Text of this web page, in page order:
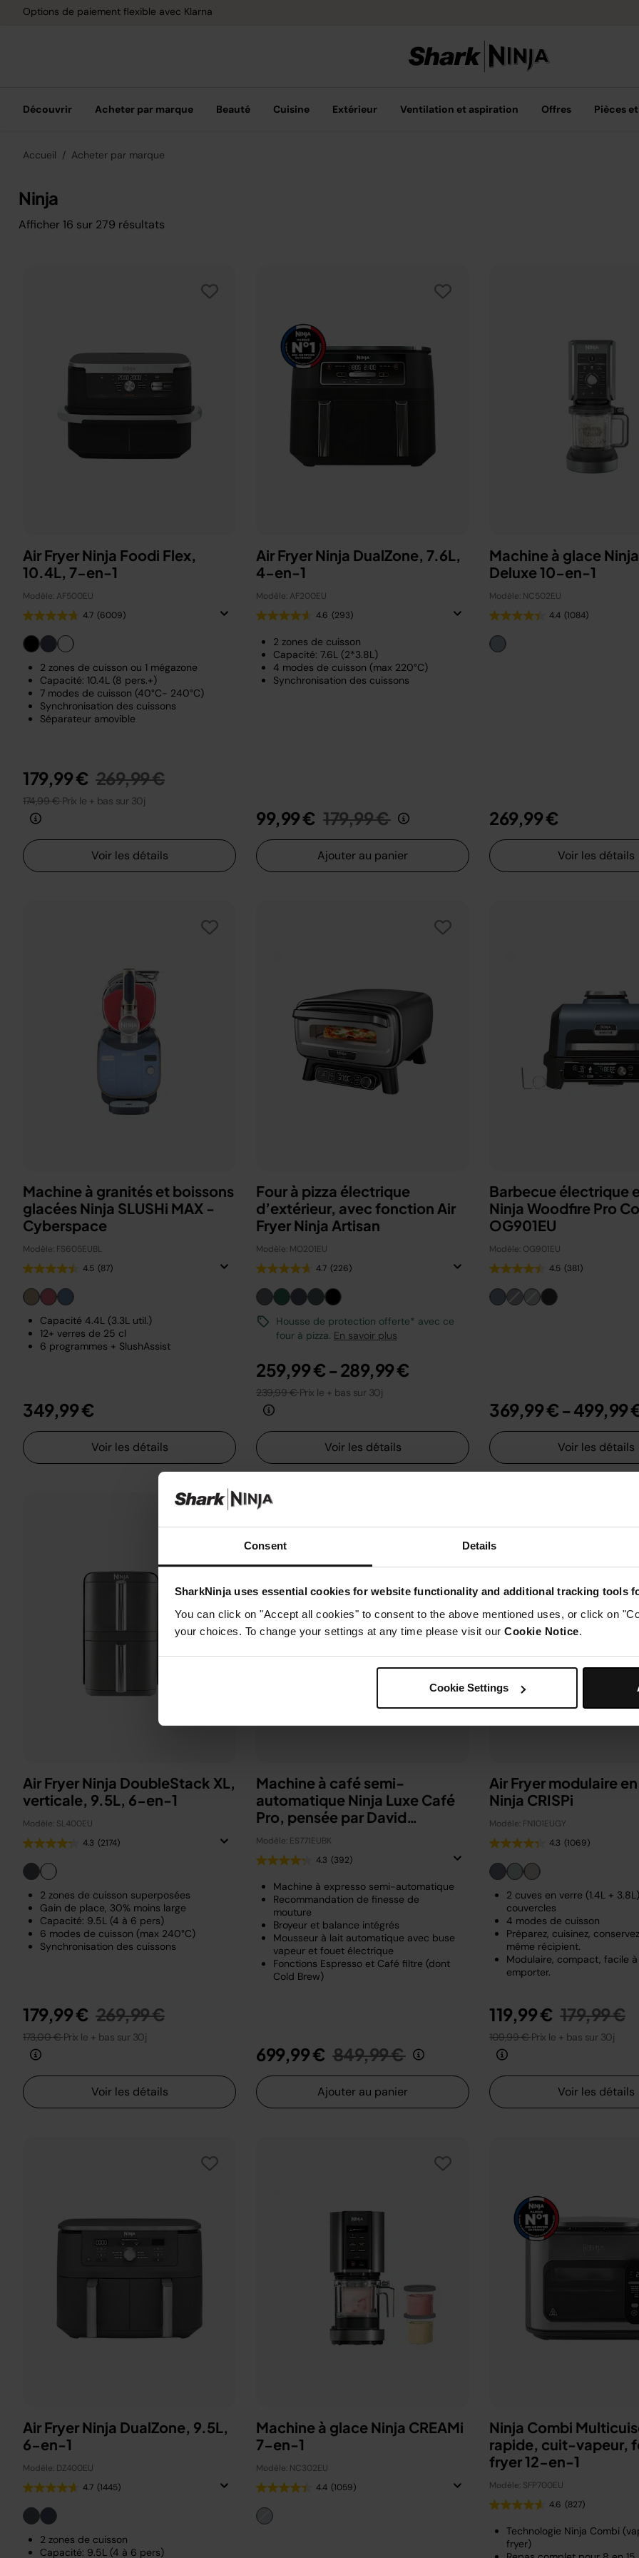
Consent Details
SharkNinja uses essential cookies for website functionality and additional tracking tools
You can click on "Accept all cookies" to consent to the above mentioned uses, or click on
your choices. To change your settings at any time please visit our Cookie Notice.
Cookie Settings
Options de paiement flexible avec Klarna Livraison
Découvrir Acheter par marque Beauté Cuisine Extérieur Ventilation et aspiration Offres Pièces
Accueil Acheter par marque
Ninja
Afficher 16 sur 279 résultats
Air Fryer Ninja Foodi Flex,
10.4L, 7-en-1
Modèle: AF500EU
4.7 (6009)
2 zones de cuisson ou 1 mégazone
Capacité: 10.4L (8 pers.+)
7 modes de cuisson (40°C- 240°C)
Synchronisation des cuissons
Séparateur amovible
179,99 € Prix réduit de
269,99 €au
174,99 €Prix le + bas sur 30j
Voir les détails
Air Fryer Ninja DualZone, 7.6L,
4-en-1
Modèle: AF200EU
4.6 (293)
2 zones de cuisson
Capacité: 7.6L (2*3.8L)
4 modes de cuisson (max 220°C)
Synchronisation des cuissons
99,99 € Prix réduit de
179,99 €au
Ajouter au panier
Machine à glace
Deluxe 10-en-1
Modèle: NC502EU
4.4 (1084)
269,99 €
Voir les détails
Machine à granités et boissons
glacées Ninja SLUSHi MAX -
Cyberspace
Modèle: FS605EUBL
4.5 (87)
Capacité 4.4L (3.3L util.)
12+ verres de 25 cl
6 programmes + SlushAssist
349,99 €
Voir les détails
Four à pizza électrique
d’extérieur, avec fonction Air
Fryer Ninja Artisan
Modèle: MO201EU
4.7 (226)
Housse de protection offerte* avec ce
four à pizza. En savoir plus
259,99 € - 289,99 €
239,99 €Prix le + bas sur 30j
Voir les détails
Barbecue électrique
Ninja Woodfire Pro
OG901EU
Modèle: OG901EU
4.5 (381)
369,99 € - 499,99
Voir les détails
Air Fryer Ninja DoubleStack XL,
verticale, 9.5L, 6-en-1
Modèle: SL400EU
4.3 (2174)
2 zones de cuisson superposées
Gain de place, 30% moins large
Capacité: 9.5L (4 à 6 pers)
6 modes de cuisson (max 240°C)
Synchronisation des cuissons
179,99 € Prix réduit de
269,99 €au
173,00 €Prix le + bas sur 30j
Voir les détails
Machine à café semi-
automatique Ninja Luxe Café
Pro, pensée par David
Beckham
Modèle: ES771EUBK
4.3 (392)
Machine à expresso semi-automatique
Recommandation de finesse de
mouture
Broyeur et balance intégrés
Mousseur à lait automatique avec buse
vapeur et fouet électrique
Fonctions Espresso et Café filtre (dont
Cold Brew)
699,99 € Prix réduit de
849,99 €au
Ajouter au panier
Air Fryer modulaire
Ninja CRISPi
Modèle: FN101EUGY
4.3 (1069)
2 cuves en verre (1.4L +
couvercles
4 modes de cuisson
Préparez, cuisinez,
même récipient.
Modulaire, compact, facile
emporter.
119,99 € Prix réduit
179,99 €au
109,99 €Prix le + bas sur 30j
Voir les détails
Air Fryer Ninja DualZone, 9.5L,
6-en-1
Modèle: DZ400EU
4.7 (1445)
2 zones de cuisson
Capacité: 9.5L (4 à 6 pers)
Machine à glace Ninja CREAMi
7-en-1
Modèle: NC302EU
4.4 (1059)
Ninja Combi
rapide, cuit-vapeur,
fryer 12-en-1
Modèle: SFP700EU
4.6 (827)
Technologie Ninja Combi
fryer)